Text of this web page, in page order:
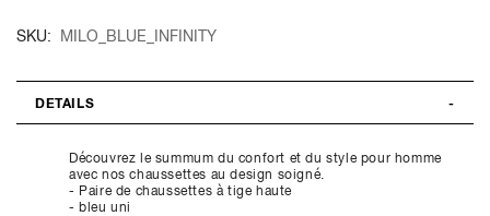
SKU MILO_BLUE_INFINITY
DETAILS
Découvrez le summum du confort et du style pour homme
avec nos chaussettes au design soigné.
- Paire de chaussettes à tige haute
- bleu uni